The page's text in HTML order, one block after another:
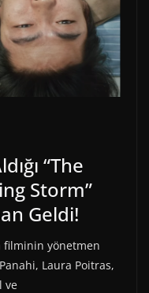
“The
Storm”
Geldi!
filminin yönetmen
Laura Poitras,
ve